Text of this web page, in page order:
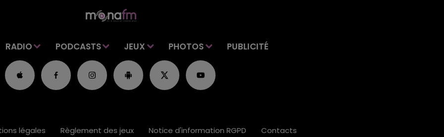
RADIO PODCASTS JEUX PHOTOS PUBLICITÉ
légales Règlement des jeux Notice d'information RGPD Contacts